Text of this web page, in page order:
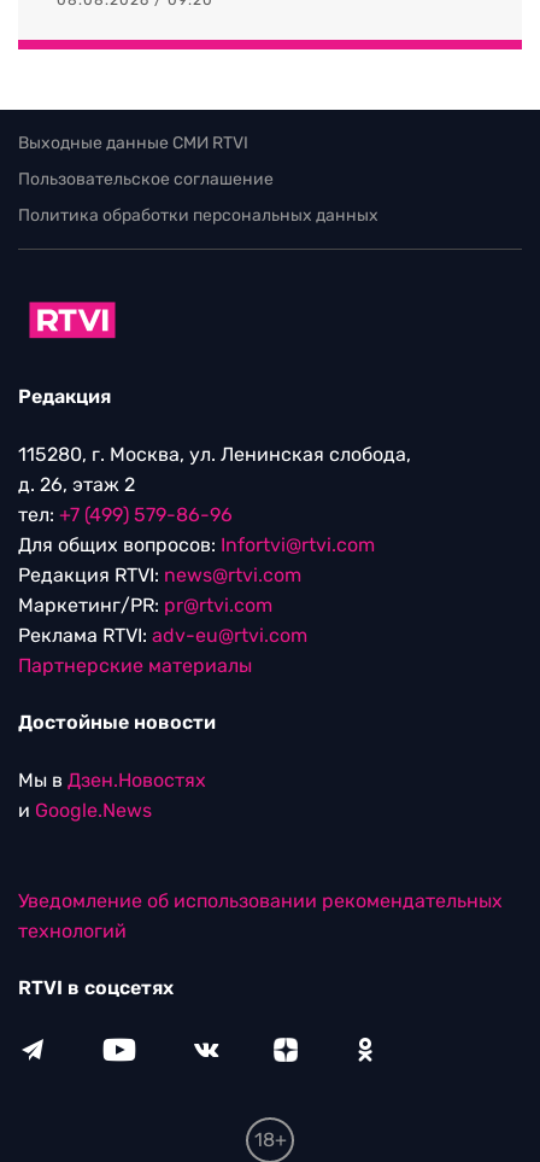
Выходные данные СМИ RTVI
Пользовательское соглашение
Политика обработки персональных данных
Редакция
115280, г. Москва, ул. Ленинская слобода,
д. 26, этаж 2
тел: +7 (499) 579-86-96
Для общих вопросов: Infortvi@rtvi.com
Редакция RTVI: news@rtvi.com
Маркетинг/PR: pr@rtvi.com
Реклама RTVI: adv-eu@rtvi.com
Партнерские материалы
Достойные новости
Мы в Дзен.Новостях
и Google.News
Уведомление об использовании рекомендательных
технологий
RTVI в соцсетях
18+